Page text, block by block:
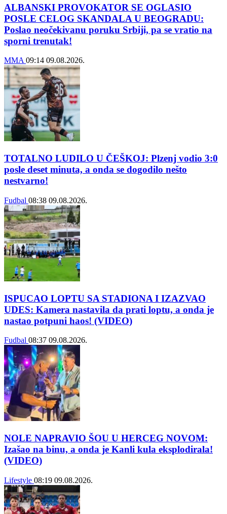
ALBANSKI PROVOKATOR SE OGLASIO
POSLE CELOG SKANDALA U BEOGRADU:
Poslao neočekivanu poruku Srbiji, pa se vratio na
sporni trenutak!
MMA09:14 09.08.2026.
TOTALNO LUDILO U ČEŠKOJ: Plzenj vodio 3:0
posle deset minuta, a onda se dogodilo nešto
nestvarno!
Fudbal 08:38 09.08.2026.
ISPUCAO LOPTU SA STADIONA I IZAZVAO
UDES: Kamera nastavila da prati loptu, a onda je
nastao potpuni haos! (VIDEO)
Fudbal 08:37 09.08.2026.
NOLE NAPRAVIO ŠOU U HERCEG NOVOM:
Izašao na binu, a onda je Kanli kula eksplodirala!
(VIDEO)
Lifestyle 08:19 09.08.2026.